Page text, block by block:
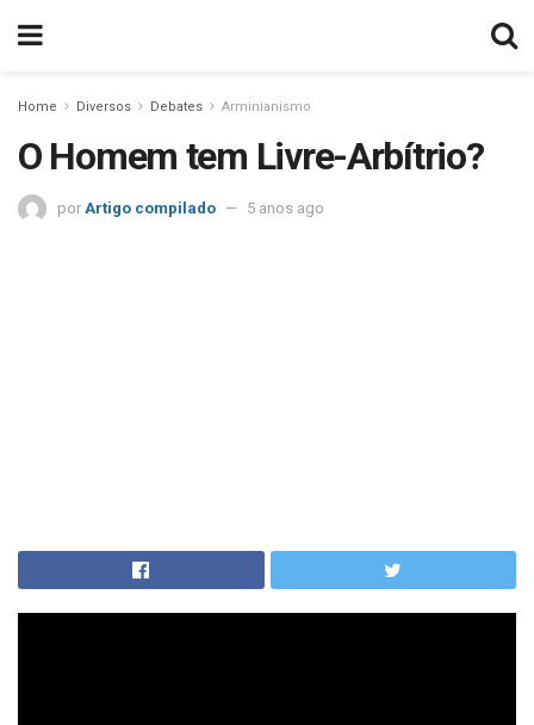
Home Diversos Debates Arminianismo
O Homem tem Livre-Arbítrio?
por Artigo compilado 5 anos ago